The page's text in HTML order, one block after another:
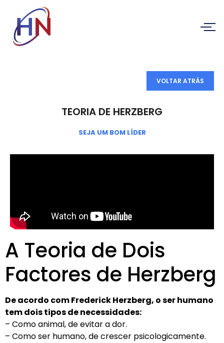
VOLTAR ATRÁS
TEORIA DE HERZBERG
SEJA UM BOM LÍDER
A Teoria de Dois
Factores de Herzberg
De acordo com Frederick Herzberg, o ser humano
tem dois tipos de necessidades:
– Como animal, de evitar a dor.
– Como ser humano, de crescer psicologicamente.